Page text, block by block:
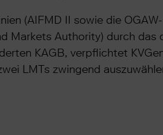
(AIFMD II sowie die
Markets Authority) durch das
KAGB, verpflichtet
LMTs zwingend